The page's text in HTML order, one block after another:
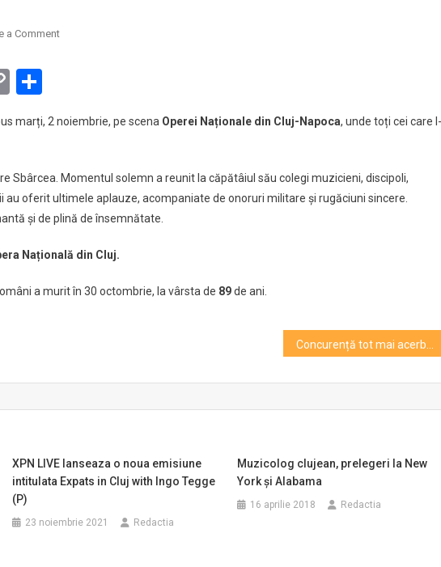
a Commenton
au
bun
de
la
dirijor
Sbârcea
Copy
marți, 2 noiembrie, pe scena Operei Naționale din Cluj-Napoca, unde toți cei care l-
Sbârcea. Momentul solemn a reunit la căpătâiul său colegi muzicieni, discipoli,
oferit ultimele aplauze, acompaniate de onoruri militare și rugăciuni sincere.
și de plină de însemnătate.
Națională din Cluj.
a murit în 30 octombrie, la vârsta de 89de ani.
XPN LIVE lanseaza o noua emisiune
intitulata Expats in Cluj with Ingo Tegge
(P)
23 noiembrie 2021 Redactia
Muzicolog clujean, prelegeri la New
York și Alabama
16 aprilie 2018 Redactia